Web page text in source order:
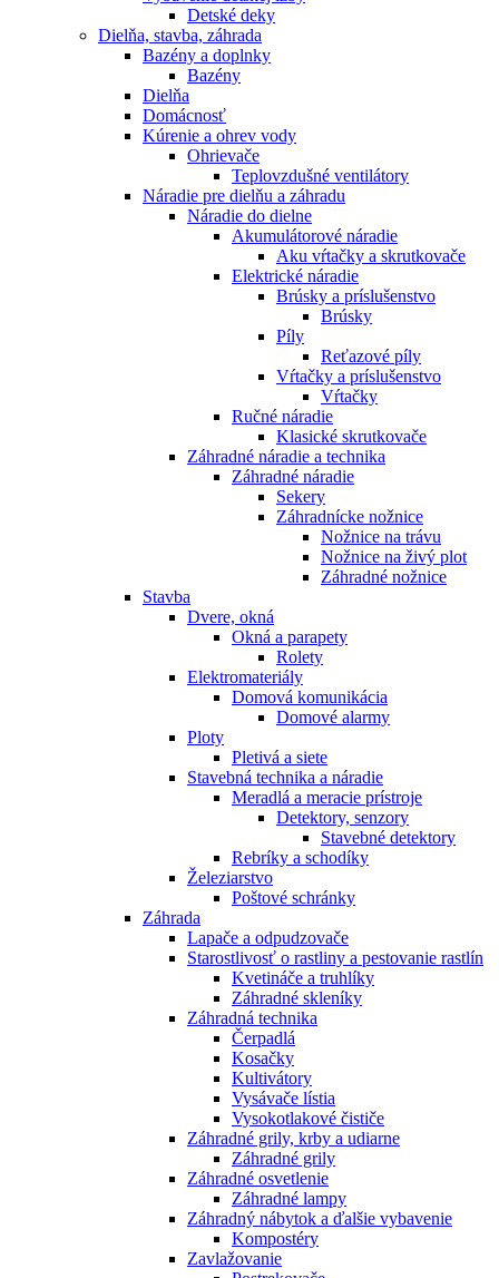
Detské deky
Dielňa, stavba, záhrada
Bazény a doplnky
Bazény
Dielňa
Domácnosť
Kúrenie a ohrev vody
Ohrievače
Teplovzdušné ventilátory
Náradie pre dielňu a záhradu
Náradie do dielne
Akumulátorové náradie
Aku vŕtačky a skrutkovače
Elektrické náradie
Brúsky a príslušenstvo
Brúsky
Píly
Reťazové píly
Vŕtačky a príslušenstvo
Vŕtačky
Ručné náradie
Klasické skrutkovače
Záhradné náradie a technika
Záhradné náradie
Sekery
Záhradnícke nožnice
Nožnice na trávu
Nožnice na živý plot
Záhradné nožnice
Stavba
Dvere, okná
Okná a parapety
Rolety
Elektromateriály
Domová komunikácia
Domové alarmy
Ploty
Pletivá a siete
Stavebná technika a náradie
Meradlá a meracie prístroje
Detektory, senzory
Stavebné detektory
Rebríky a schodíky
Železiarstvo
Poštové schránky
Záhrada
Lapače a odpudzovače
Starostlivosť o rastliny a pestovanie rastlín
Kvetináče a truhlíky
Záhradné skleníky
Záhradná technika
Čerpadlá
Kosačky
Kultivátory
Vysávače lístia
Vysokotlakové čističe
Záhradné grily, krby a udiarne
Záhradné grily
Záhradné osvetlenie
Záhradné lampy
Záhradný nábytok a ďalšie vybavenie
Kompostéry
Zavlažovanie